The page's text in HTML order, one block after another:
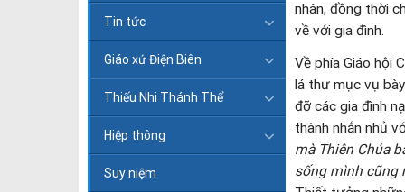
Tin tức
Giáo xứ Điện Biên
Thiếu Nhi Thánh Thể
Hiệp thông
Suy niệm
nhân, đồng thời
về với gia đình.
Về phía Giáo hội
lá thư mục vụ
đỡ các gia đình
thành nhắn nhủ
mà Thiên Chúa
sống mình cũng